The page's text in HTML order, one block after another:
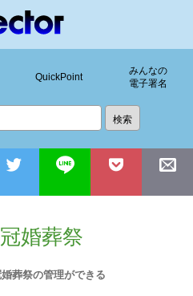
QuickPoint
みんなの
電子署名
婚葬祭
葬祭の管理ができる